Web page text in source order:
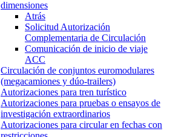
dimensiones
Atrás
Solicitud Autorización
Complementaria de Circulación
Comunicación de inicio de viaje
ACC
Circulación de conjuntos euromodulares
(megacamiones y dúo-trailers)
Autorizaciones para tren turístico
Autorizaciones para pruebas o ensayos de
investigación extraordinarios
Autorizaciones para circular en fechas con